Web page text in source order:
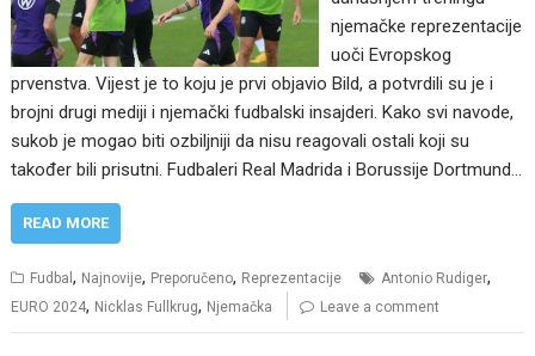
njemačke reprezentacije
uoči Evropskog
prvenstva. Vijest je to koju je prvi objavio Bild, a potvrdili su je i
brojni drugi mediji i njemački fudbalski insajderi. Kako svi navode,
sukob je mogao biti ozbiljniji da nisu reagovali ostali koji su
također bili prisutni. Fudbaleri Real Madrida i Borussije Dortmund…
READ MORE
Fudbal, Najnovije, Preporučeno, Reprezentacije Antonio Rudiger,
EURO 2024, Nicklas Fullkrug, Njemačka Leave a comment